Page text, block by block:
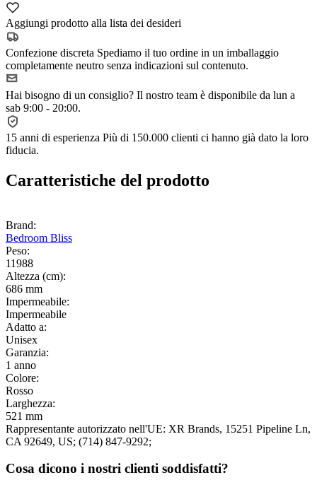
Aggiungi prodotto alla lista dei desideri
Confezione discreta Spediamo il tuo ordine in un imballaggio
completamente neutro senza indicazioni sul contenuto.
Hai bisogno di un consiglio? Il nostro team è disponibile da lun a
sab 9:00 - 20:00.
15 anni di esperienza Più di 150.000 clienti ci hanno già dato la loro
fiducia.
Caratteristiche del prodotto
Brand:
Bedroom Bliss
Peso:
11988
Altezza (cm):
686 mm
Impermeabile:
Impermeabile
Adatto a:
Unisex
Garanzia:
1 anno
Colore:
Rosso
Larghezza:
521 mm
Rappresentante autorizzato nell'UE: XR Brands, 15251 Pipeline Ln,
CA 92649, US; (714) 847-9292;
Cosa dicono i nostri clienti soddisfatti?